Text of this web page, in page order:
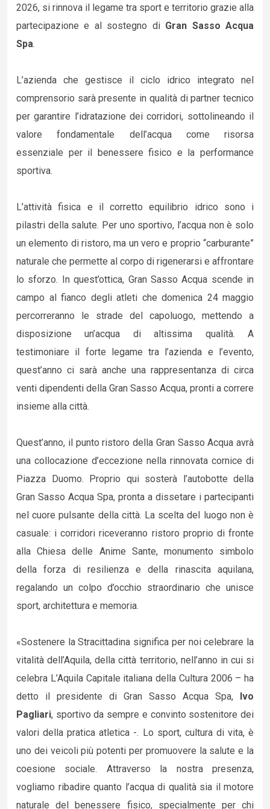
2026, si rinnova il legame tra sport e territorio grazie alla
partecipazione e al sostegno di Gran Sasso Acqua
Spa.
L’azienda che gestisce il ciclo idrico integrato nel
comprensorio sarà presente in qualità di partner tecnico
per garantire l’idratazione dei corridori, sottolineando il
valore fondamentale dell’acqua come risorsa
essenziale per il benessere fisico e la performance
sportiva.
L’attività fisica e il corretto equilibrio idrico sono i
pilastri della salute. Per uno sportivo, l’acqua non è solo
un elemento di ristoro, ma un vero e proprio “carburante”
naturale che permette al corpo di rigenerarsi e affrontare
lo sforzo. In quest’ottica, Gran Sasso Acqua scende in
campo al fianco degli atleti che domenica 24 maggio
percorreranno le strade del capoluogo, mettendo a
disposizione un’acqua di altissima qualità. A
testimoniare il forte legame tra l’azienda e l’evento,
quest’anno ci sarà anche una rappresentanza di circa
venti dipendenti della Gran Sasso Acqua, pronti a correre
insieme alla città.
Quest’anno, il punto ristoro della Gran Sasso Acqua avrà
una collocazione d’eccezione nella rinnovata cornice di
Piazza Duomo. Proprio qui sosterà l’autobotte della
Gran Sasso Acqua Spa, pronta a dissetare i partecipanti
nel cuore pulsante della città. La scelta del luogo non è
casuale: i corridori riceveranno ristoro proprio di fronte
alla Chiesa delle Anime Sante, monumento simbolo
della forza di resilienza e della rinascita aquilana,
regalando un colpo d’occhio straordinario che unisce
sport, architettura e memoria.
«Sostenere la Stracittadina significa per noi celebrare la
vitalità dell’Aquila, della città territorio, nell’anno in cui si
celebra L’Aquila Capitale italiana della Cultura 2006 – ha
detto il presidente di Gran Sasso Acqua Spa, Ivo
Pagliari, sportivo da sempre e convinto sostenitore dei
valori della pratica atletica -. Lo sport, cultura di vita, è
uno dei veicoli più potenti per promuovere la salute e la
coesione sociale. Attraverso la nostra presenza,
vogliamo ribadire quanto l’acqua di qualità sia il motore
naturale del benessere fisico, specialmente per chi